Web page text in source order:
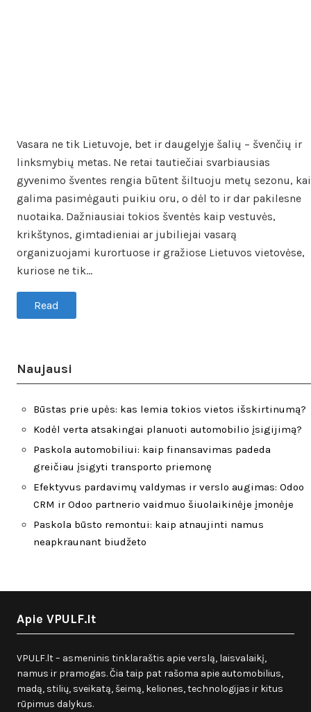
Vasara ne tik Lietuvoje, bet ir daugelyje šalių – švenčių ir
linksmybių metas. Ne retai tautiečiai svarbiausias
gyvenimo šventes rengia būtent šiltuoju metų sezonu, kai
galima pasimėgauti puikiu oru, o dėl to ir dar pakilesne
nuotaika. Dažniausiai tokios šventės kaip vestuvės,
krikštynos, gimtadieniai ar jubiliejai vasarą
organizuojami kurortuose ir gražiose Lietuvos vietovėse,
kuriose ne tik…
Read
Naujausi
Būstas prie upės: kas lemia tokios vietos išskirtinumą?
Kodėl verta atsakingai planuoti automobilio įsigijimą?
Paskola automobiliui: kaip finansavimas padeda
greičiau įsigyti transporto priemonę
Efektyvus pardavimų valdymas ir verslo augimas: Odoo
CRM ir Odoo partnerio vaidmuo šiuolaikinėje įmonėje
Paskola būsto remontui: kaip atnaujinti namus
neapkraunant biudžeto
Apie VPULF.lt
VPULF.lt – asmeninis tinklaraštis apie verslą, laisvalaikį,
namus ir pramogas. Čia taip pat rašoma apie automobilius,
madą, stilių, sveikatą, šeimą, keliones, technologijas ir kitus
rūpimus dalykus.